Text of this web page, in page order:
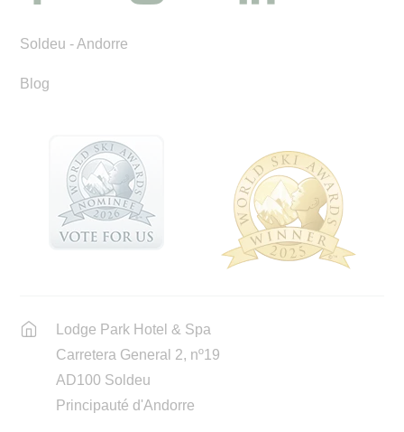
Soldeu - Andorre
Blog
Lodge Park Hotel & Spa
Carretera General 2, nº19
AD100 Soldeu
Principauté d'Andorre